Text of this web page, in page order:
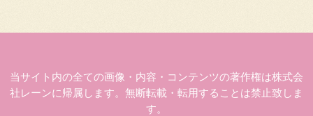
当サイト内の全ての画像・内容・コンテンツの著作権は株式会
社レーンに帰属します。無断転載・転用することは禁止致しま
す。